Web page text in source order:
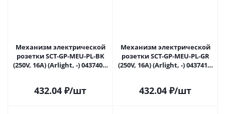
Механизм электрической
розетки SCT-GP-MEU-PL-BK
(250V, 16A) (Arlight, -) 043740 в
432.04 ₽/шт
Механизм электрической
розетки SCT-GP-MEU-PL-GR
(250V, 16A) (Arlight, -) 043741 в
432.04 ₽/шт